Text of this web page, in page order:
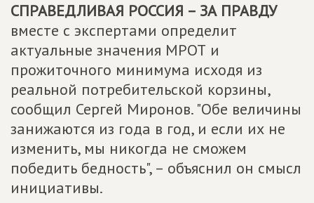
СПРАВЕДЛИВАЯ РОССИЯ – ЗА ПРАВДУ
вместе с экспертами определит
актуальные значения МРОТ и
прожиточного минимума исходя из
реальной потребительской корзины,
сообщил Сергей Миронов. "Обе величины
занижаются из года в год, и если их не
изменить, мы никогда не сможем
победить бедность", – объяснил он смысл
инициативы.